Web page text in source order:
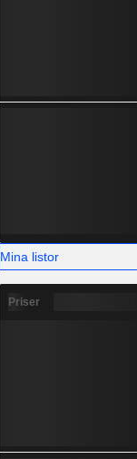
Mina listor
Priser